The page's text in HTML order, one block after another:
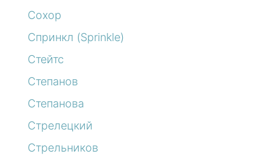
Сохор
Спринкл (Sprinkle)
Стейтс
Степанов
Степанова
Стрелецкий
Стрельников